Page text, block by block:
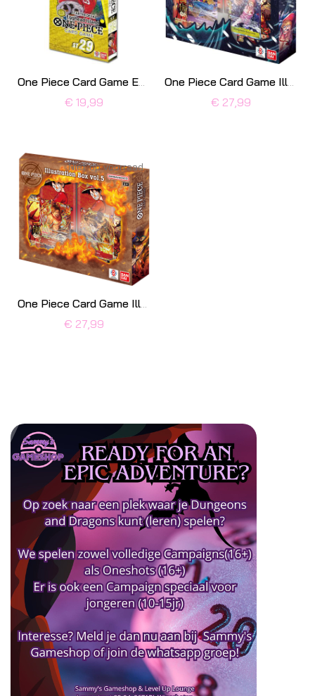
One Piece Card Game EggHead ST-29 Starter Deck
€ 19,99
One Piece Card Game Illustration Box IB-06
€ 27,99
One Piece Card Game Illustration Box IB-05
€ 27,99
Niet op voorraad